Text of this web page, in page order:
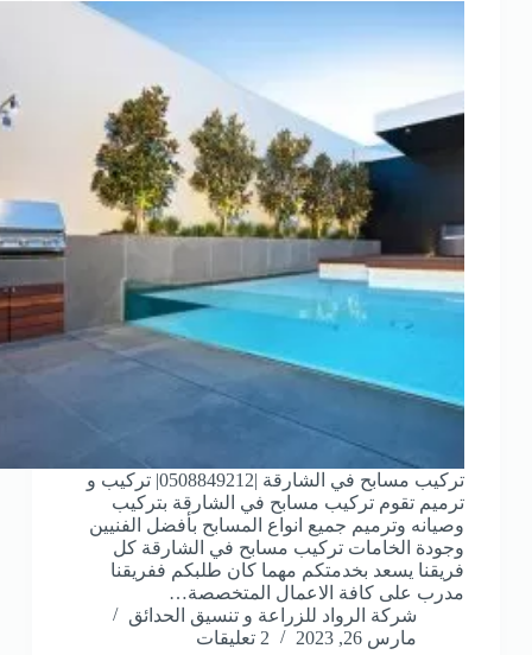
تركيب مسابح في الشارقة |0508849212| تركيب و
ترميم تقوم تركيب مسابح في الشارقة بتركيب
وصيانه وترميم جميع انواع المسابح بأفضل الفنيين
وجودة الخامات تركيب مسابح في الشارقة كل
فريقنا يسعد بخدمتكم مهما كان طلبكم ففريقنا
مدرب على كافة الاعمال المتخصصة…
شركة الرواد للزراعة و تنسيق الحدائق
مارس 26, 2023
2 تعليقات